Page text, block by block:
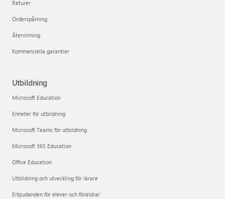
Returer
Orderspårning
Återvinning
Kommersiella garantier
Utbildning
Microsoft Education
Enheter för utbildning
Microsoft Teams för utbildning
Microsoft 365 Education
Office Education
Utbildning och utveckling för lärare
Erbjudanden för elever och föräldrar